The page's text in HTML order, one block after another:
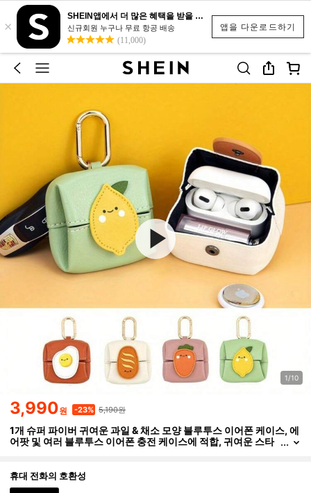
앱을 다운로드하기
×
SHEIN앱에서 더 많은 혜택을 받을 수 있어요.
신규회원 누구나 무료 항공 배송
(11,000)
1/10
3,990원 -23% 5,190원
1개 슈퍼 파이버 귀여운 과일 & 채소 모양 블루투스 이어폰 케이스, 에
어팟 및 여러 블루투스 이어폰 충전 케이스에 적합, 귀여운 스타
휴대 전화의 호환성